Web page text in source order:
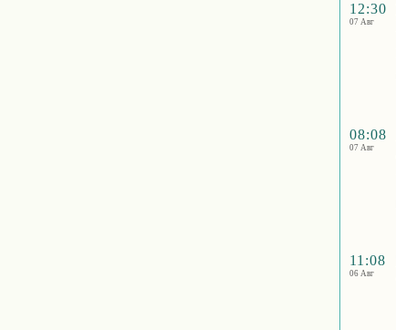
12:30
07 Авг
08:08
07 Авг
11:08
06 Авг